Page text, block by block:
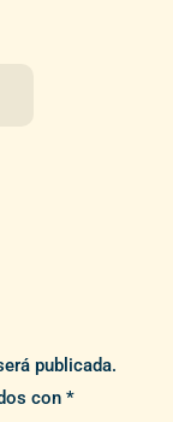
publicada.
con *